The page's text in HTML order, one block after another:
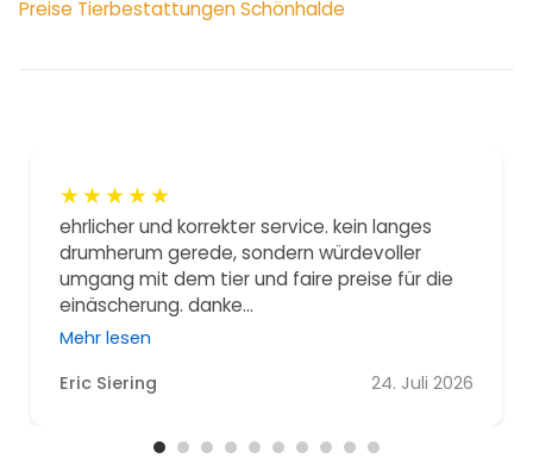
Preise Tierbestattungen Schönhalde
★★★★★
ehrlicher und korrekter service. kein langes
drumherum gerede, sondern würdevoller
umgang mit dem tier und faire preise für die
einäscherung. danke...
Mehr lesen
Eric Siering
24. Juli 2026